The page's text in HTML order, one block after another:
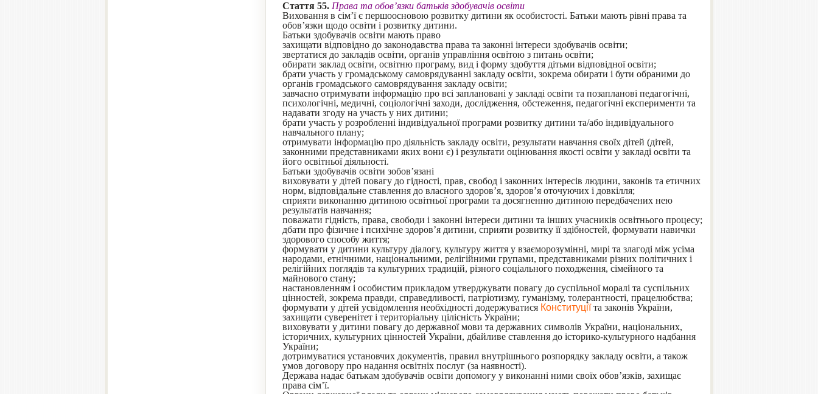
Стаття 55. Права та обов’язки батьків здобувачів освіти
Виховання в сім’ї є першоосновою розвитку дитини як особистості. Батьки мають рівні права та
обов’язки щодо освіти і розвитку дитини.
Батьки здобувачів освіти мають право
захищати відповідно до законодавства права та законні інтереси здобувачів освіти;
звертатися до закладів освіти, органів управління освітою з питань освіти;
обирати заклад освіти, освітню програму, вид і форму здобуття дітьми відповідної освіти;
брати участь у громадському самоврядуванні закладу освіти, зокрема обирати і бути обраними до
органів громадського самоврядування закладу освіти;
завчасно отримувати інформацію про всі заплановані у закладі освіти та позапланові педагогічні,
психологічні, медичні, соціологічні заходи, дослідження, обстеження, педагогічні експерименти та
надавати згоду на участь у них дитини;
брати участь у розробленні індивідуальної програми розвитку дитини та/або індивідуального
навчального плану;
отримувати інформацію про діяльність закладу освіти, результати навчання своїх дітей (дітей,
законними представниками яких вони є) і результати оцінювання якості освіти у закладі освіти та
його освітньої діяльності.
Батьки здобувачів освіти зобов’язані
виховувати у дітей повагу до гідності, прав, свобод і законних інтересів людини, законів та етичних
норм, відповідальне ставлення до власного здоров’я, здоров’я оточуючих і довкілля;
сприяти виконанню дитиною освітньої програми та досягненню дитиною передбачених нею
результатів навчання;
поважати гідність, права, свободи і законні інтереси дитини та інших учасників освітнього процесу;
дбати про фізичне і психічне здоров’я дитини, сприяти розвитку її здібностей, формувати навички
здорового способу життя;
формувати у дитини культуру діалогу, культуру життя у взаєморозумінні, мирі та злагоді між усіма
народами, етнічними, національними, релігійними групами, представниками різних політичних і
релігійних поглядів та культурних традицій, різного соціального походження, сімейного та
майнового стану;
настановленням і особистим прикладом утверджувати повагу до суспільної моралі та суспільних
цінностей, зокрема правди, справедливості, патріотизму, гуманізму, толерантності, працелюбства;
формувати у дітей усвідомлення необхідності додержуватися Конституціїта законів України,
захищати суверенітет і територіальну цілісність України;
виховувати у дитини повагу до державної мови та державних символів України, національних,
історичних, культурних цінностей України, дбайливе ставлення до історико-культурного надбання
України;
дотримуватися установчих документів, правил внутрішнього розпорядку закладу освіти, а також
умов договору про надання освітніх послуг (за наявності).
Держава надає батькам здобувачів освіти допомогу у виконанні ними своїх обов’язків, захищає
права сім’ї.